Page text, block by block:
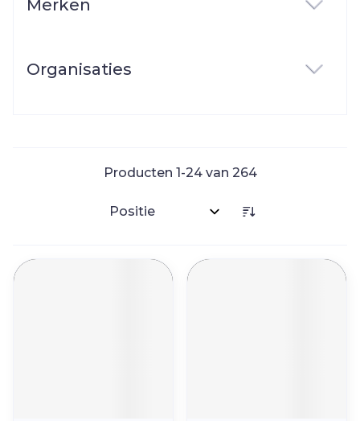
Merken
Organisaties
Producten 1-24van 264
Sorteer op: